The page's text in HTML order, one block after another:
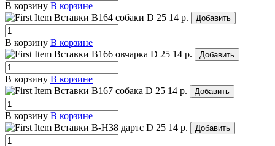
В корзину В корзине
Вставки B164 собаки D 25 14 р. Добавить
В корзину В корзине
Вставки B166 овчарка D 25 14 р. Добавить
В корзину В корзине
Вставки B167 собака D 25 14 р. Добавить
В корзину В корзине
Вставки B-H38 дартс D 25 14 р. Добавить